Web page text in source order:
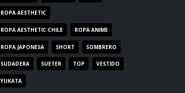
ROPA AESTHETIC
ROPA AESTHETIC CHILE ROPA ANIME
ROPA JAPONESA SHORT SOMBRERO
SUDADERA SUETER TOP VESTIDO
YUKATA